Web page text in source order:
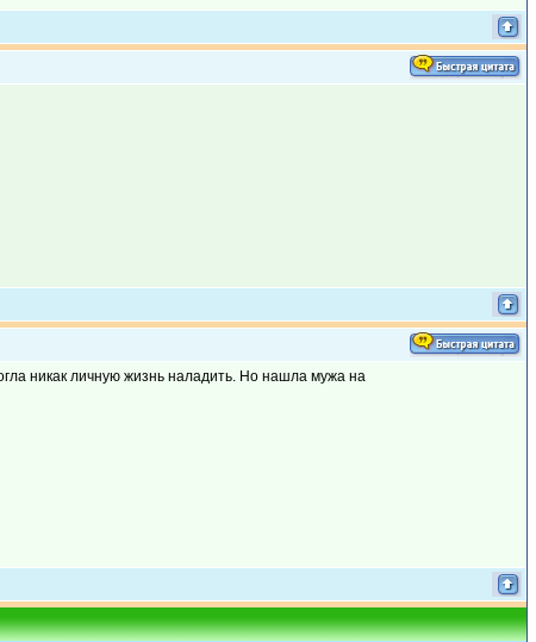
никак личную жизнь наладить. Но нашла мужа на